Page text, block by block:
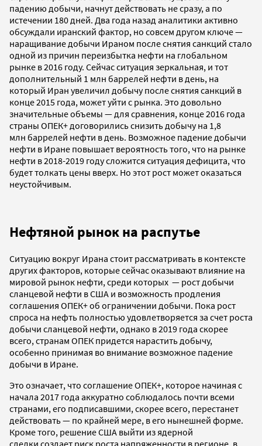
падению добычи, начнут действовать не сразу, а по
истечении 180 дней. Два года назад аналитики активно
обсуждали иранский фактор, но совсем другом ключе —
наращивание добычи Ираном после снятия санкций стало
одной из причин переизбытка нефти на глобальном
рынке в 2016 году. Сейчас ситуация зеркальная, и тот
дополнительный 1 млн баррелей нефти в день, на
который Иран увеличил добычу после снятия санкций в
конце 2015 года, может уйти с рынка. Это довольно
значительные объемы — для сравнения, конце 2016 года
страны ОПЕК+ договорились снизить добычу на 1,8
млн баррелей нефти в день. Возможное падение добычи
нефти в Иране повышает вероятность того, что на рынке
нефти в 2018-2019 году сложится ситуация дефицита, что
будет толкать цены вверх. Но этот рост может оказаться
неустойчивым.
Нефтяной рынок на распутье
Ситуацию вокруг Ирана стоит рассматривать в контексте
других факторов, которые сейчас оказывают влияние на
мировой рынок нефти, среди которых — рост добычи
сланцевой нефти в США и возможность продления
соглашения ОПЕК+ об ограничении добычи. Пока рост
спроса на нефть полностью удовлетворяется за счет роста
добычи сланцевой нефти, однако в 2019 года скорее
всего, странам ОПЕК придется нарастить добычу,
особенно принимая во внимание возможное падение
добычи в Иране.
Это означает, что соглашение ОПЕК+, которое начиная с
начала 2017 года аккуратно соблюдалось почти всеми
странами, его подписавшими, скорее всего, перестанет
действовать — по крайней мере, в его нынешней форме.
Кроме того, решение США выйти из ядерной
сделки создает риск роста напряженности в регионе, в